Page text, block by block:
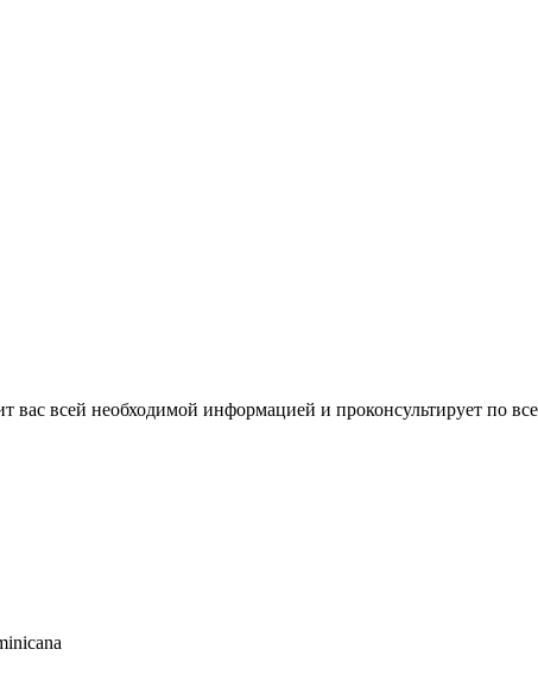
вас всей необходимой информацией и проконсультирует по